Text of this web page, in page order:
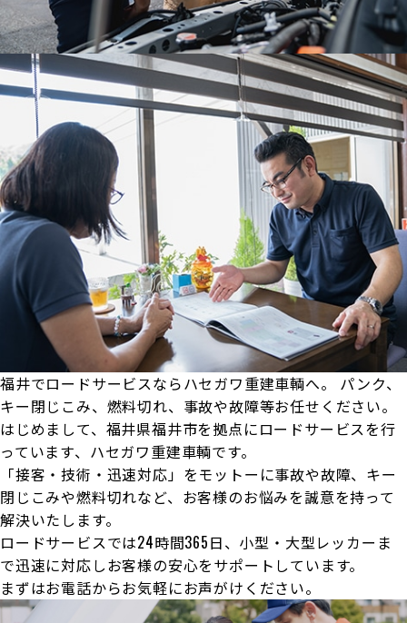
福井でロードサービスならハセガワ重建車輌へ。
パンク、
キー閉じこみ、燃料切れ、事故や故障等お任せください。
はじめまして、福井県福井市を拠点にロードサービスを行
っています、ハセガワ重建車輌です。
「接客・技術・迅速対応」をモットーに事故や故障、キー
閉じこみや燃料切れなど、お客様のお悩みを誠意を持って
解決いたします。
ロードサービスでは24時間365日、小型・大型レッカーま
で迅速に対応しお客様の安心をサポートしています。
まずはお電話からお気軽にお声がけください。